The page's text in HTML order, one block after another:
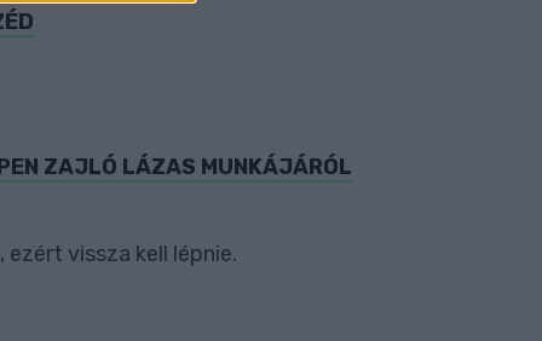
ZAJLÓ LÁZAS MUNKÁJÁRÓL
vissza kell lépnie.